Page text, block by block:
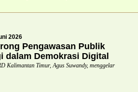
2026
Pengawasan Publik
dalam Demokrasi Digital
Kalimantan Timur, Agus Suwandy, menggelar